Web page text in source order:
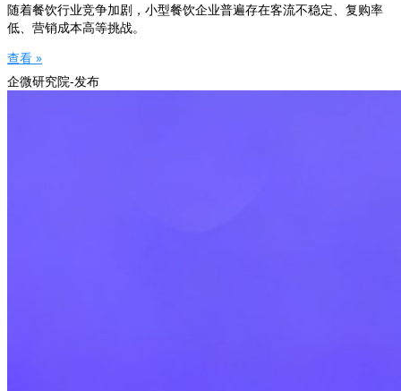
随着餐饮行业竞争加剧，小型餐饮企业普遍存在客流不稳定、复购率
低、营销成本高等挑战。
查看 »
企微研究院-发布